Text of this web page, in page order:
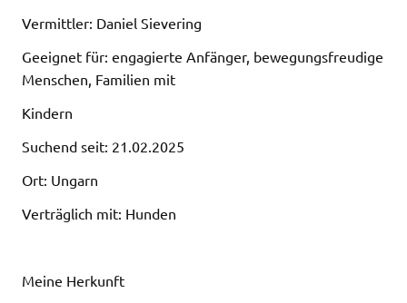
Vermittler: Daniel Sievering
Geeignet für: engagierte Anfänger, bewegungsfreudige
Menschen, Familien mit
Kindern
Suchend seit: 21.02.2025
Ort: Ungarn
Verträglich mit: Hunden
Meine Herkunft